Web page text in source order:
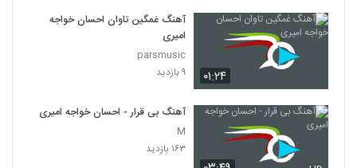
۰۱:۲۴
آهنگ غمگین تاوان احسان خواجه
امیری
parsmusic
۹ بازدید
آهنگ بی قرار - احسان خواجه امیری
M
۱۶۳ بازدید